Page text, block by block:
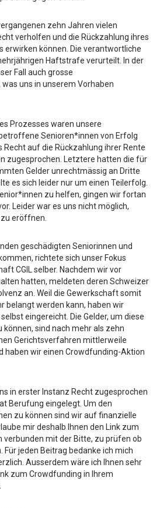
zehn Jahren vielen
verholfen und die Rückzahlung ihres
erwirken können. Die verantwortliche
Haftstrafe verurteilt. In der
Fall auch grosse
uns in unserem Vorhaben
Prozesses waren unsere
Senioren*innen von Erfolg
Recht auf die Rückzahlung ihrer Rente
zugesprochen. Letztere hatten die für
Gelder unrechtmässig an Dritte
es sich leider nur um einen Teilerfolg.
zu helfen, gingen wir fortan
Leider war es uns nicht möglich,
eröffnen.
geschädigten Seniorinnen und
richtete sich unser Fokus
CGIL selber. Nachdem wir vor
hatten, meldeten deren Schweizer
an. Weil die Gewerkschaft somit
belangt werden kann, haben wir
eingereicht. Die Gelder, um diese
sind nach mehr als zehn
Gerichtsverfahren mittlerweile
haben wir einen Crowdfunding-Aktion
in erster Instanz Recht zugesprochen
Berufung eingelegt. Um den
zu können sind wir auf finanzielle
mir deshalb Ihnen den Link zum
verbunden mit der Bitte, zu prüfen ob
Für jeden Beitrag bedanke ich mich
Ausserdem wäre ich Ihnen sehr
zum Crowdfunding in Ihrem